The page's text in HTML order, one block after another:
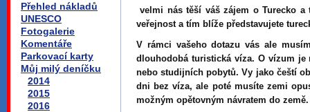
Přehled nákladů
UNESCO
Fotogalerie
Komentáře
Parkovací karty
Můj milý deníčku
2014
2015
2016
velmi nás těší váš zájem o Turecko
veřejnost a tím blíže představujete
V rámci vašeho dotazu vás ale
dlouhodobá turistická víza. O vízum je
nebo studijních pobytů. Vy jako čeští
dni bez víza, ale poté musíte zemi
možným opětovným návratem do země.